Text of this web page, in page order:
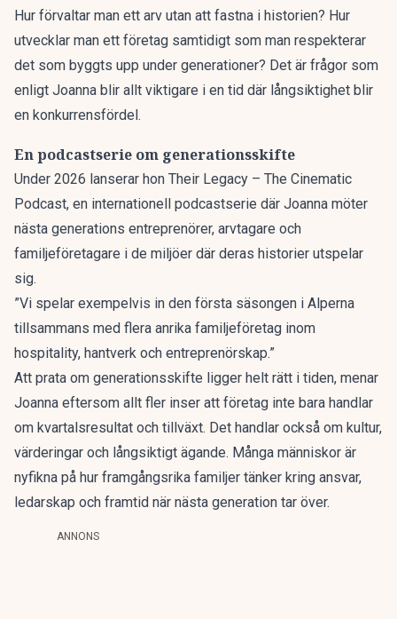
Hur förvaltar man ett arv utan att fastna i historien? Hur
utvecklar man ett företag samtidigt som man respekterar
det som byggts upp under generationer? Det är frågor som
enligt Joanna blir allt viktigare i en tid där långsiktighet blir
en konkurrensfördel.
En podcastserie om generationsskifte
Under 2026 lanserar hon Their Legacy – The Cinematic
Podcast, en internationell podcastserie där Joanna möter
nästa generations entreprenörer, arvtagare och
familjeföretagare i de miljöer där deras historier utspelar
sig.
”Vi spelar exempelvis in den första säsongen i Alperna
tillsammans med flera anrika familjeföretag inom
hospitality, hantverk och entreprenörskap.”
Att prata om generationsskifte ligger helt rätt i tiden, menar
Joanna eftersom allt fler inser att företag inte bara handlar
om kvartalsresultat och tillväxt. Det handlar också om kultur,
värderingar och långsiktigt ägande. Många människor är
nyfikna på hur framgångsrika familjer tänker kring ansvar,
ledarskap och framtid när nästa generation tar över.
ANNONS